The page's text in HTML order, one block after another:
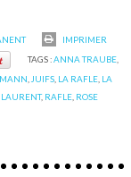
IMPRIMER
TAGS :ANNA TRAUBE,
JUIFS LA RAFLE LA
, RAFLE ROSE